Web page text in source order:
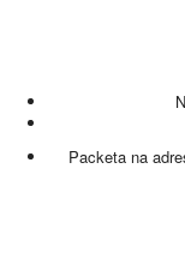
Packeta na